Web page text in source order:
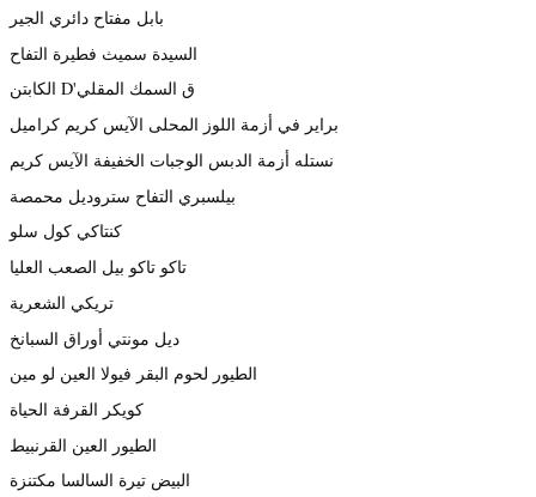
بابل مفتاح دائري الجير
السيدة سميث فطيرة التفاح
الكابتن D'ق السمك المقلي
براير في أزمة اللوز المحلى الآيس كريم كراميل
نستله أزمة الدبس الوجبات الخفيفة الآيس كريم
بيلسبري التفاح ستروديل محمصة
كنتاكي كول سلو
تاكو تاكو بيل الصعب العليا
تريكي الشعرية
ديل مونتي أوراق السبانخ
الطيور لحوم البقر فيولا العين لو مين
كويكر القرفة الحياة
الطيور العين القرنبيط
البيض تيرة السالسا مكتنزة